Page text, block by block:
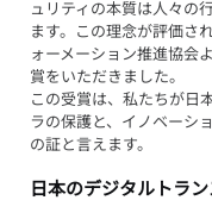
ュリティの本質は人々の
ます。この理念が評価さ
ォーメーション推進協会
賞をいただきました。
この受賞は、私たちが日
ラの保護と、イノベーシ
の証と言えます。
日本のデジタルトラ